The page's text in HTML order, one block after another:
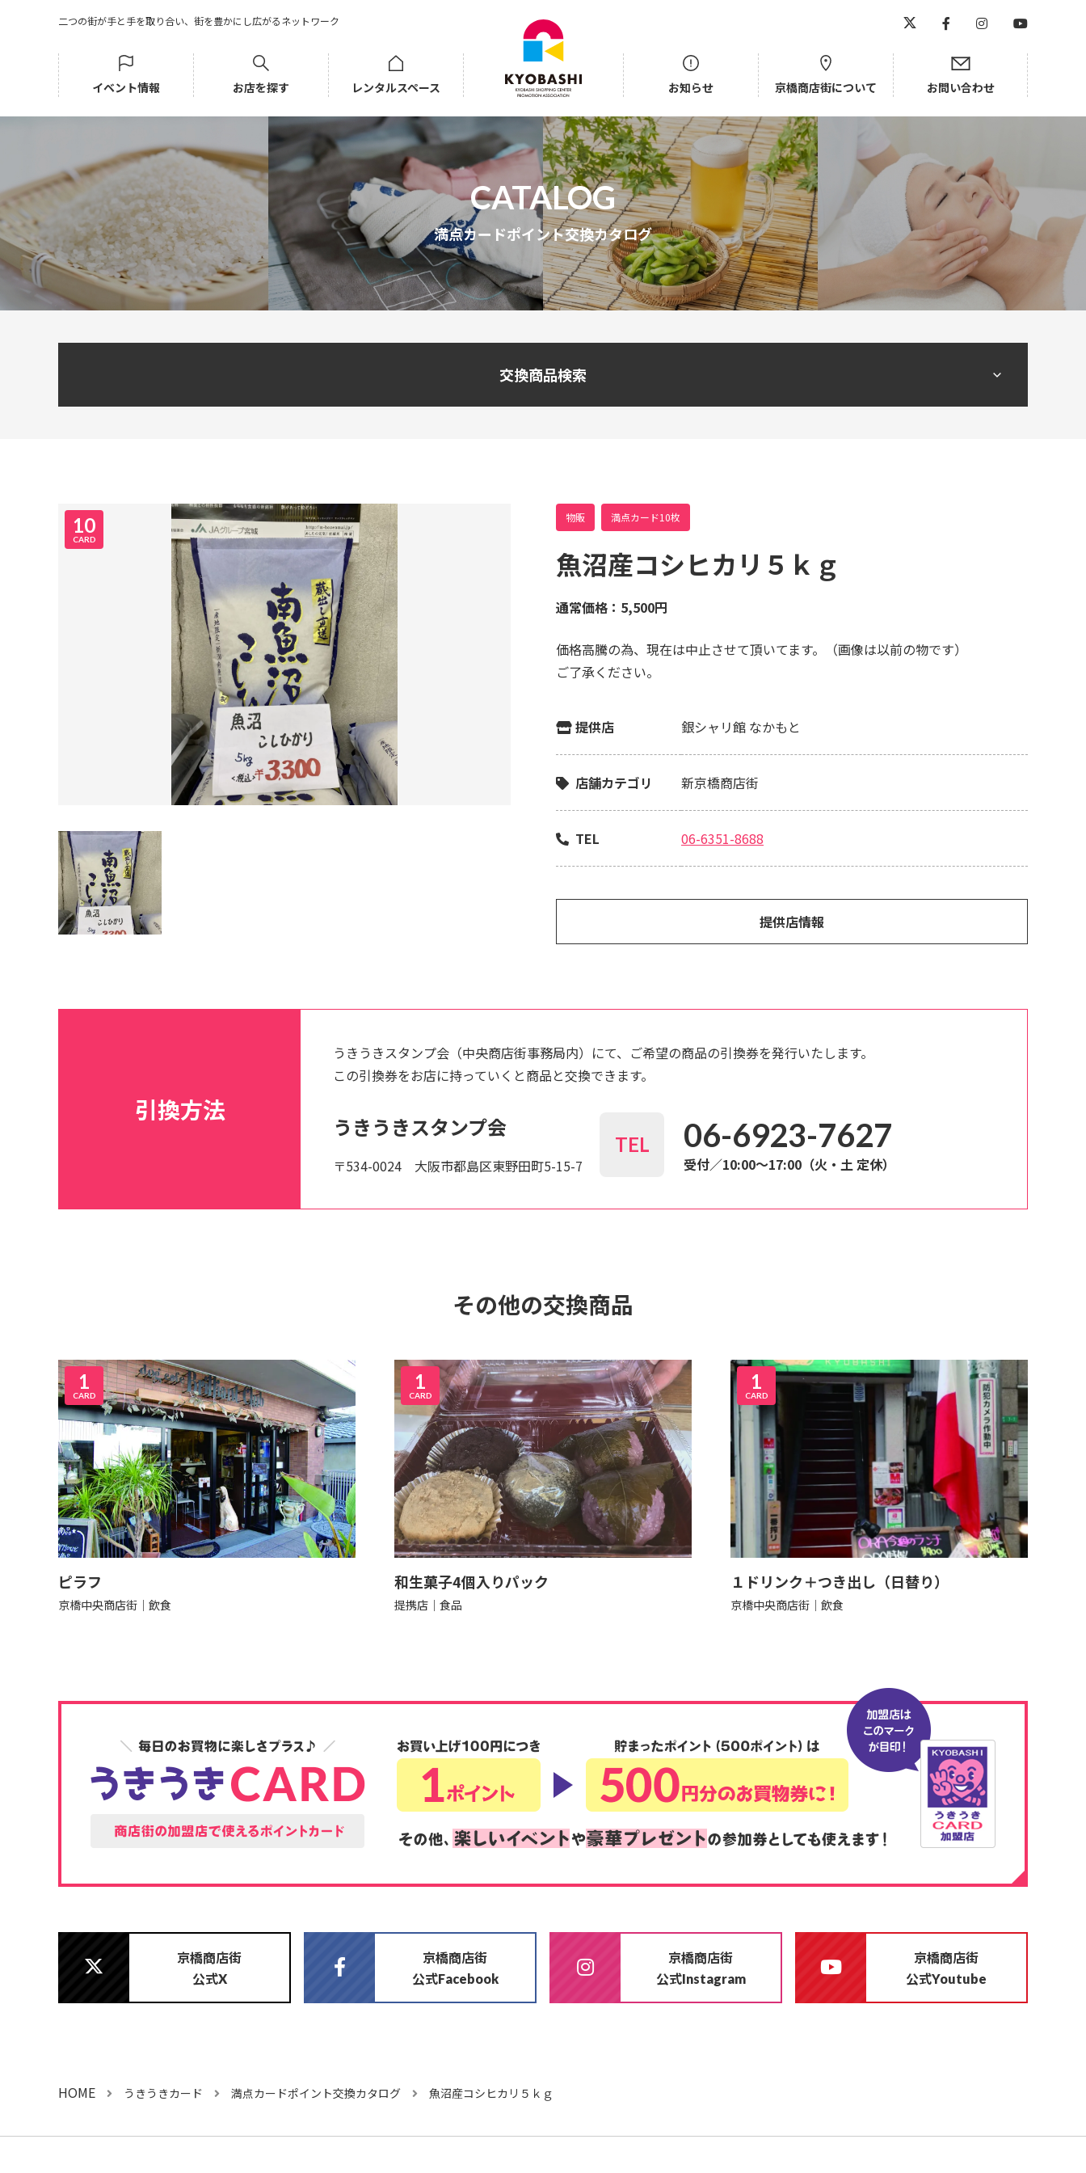
二つの街が手と手を取り合い、街を豊かにし広がるネットワーク
イベント情報 お店を探す レンタルスペース
井戸端ステーション
ビギンホール
お知らせ 京橋商店街について
京橋中央商店街
新京橋商店街
お問い合わせ
満点カードポイント交換カタログ
交換商品検索
10
CARD
物販 満点カード10枚
魚沼産コシヒカリ５ｋｇ
通常価格：5,500円
価格高騰の為、現在は中止させて頂いてます。（画像は以前の物です）
ご了承ください。
提供店 銀シャリ館 なかもと
店舗カテゴリ 新京橋商店街
TEL 06-6351-8688
提供店情報
引換方法
うきうきスタンプ会（中央商店街事務局内）にて、ご希望の商品の引換券を発行いたします。
この引換券をお店に持っていくと商品と交換できます。
うきうきスタンプ会
〒534-0024 大阪市都島区東野田町5-15-7
TEL 06-6923-7627
受付／10:00～17:00（火・土 定休）
その他の交換商品
1
CARD
ピラフ
京橋中央商店街 飲食
1
CARD
和生菓子4個入りパック
提携店 食品
1
CARD
１ドリンク＋つき出し（日替り）
京橋中央商店街 飲食
京橋商店街
公式X
京橋商店街
公式Facebook
京橋商店街
公式Instagram
京橋商店街
公式Youtube
HOME うきうきカード 満点カードポイント交換カタログ 魚沼産コシヒカリ５ｋｇ